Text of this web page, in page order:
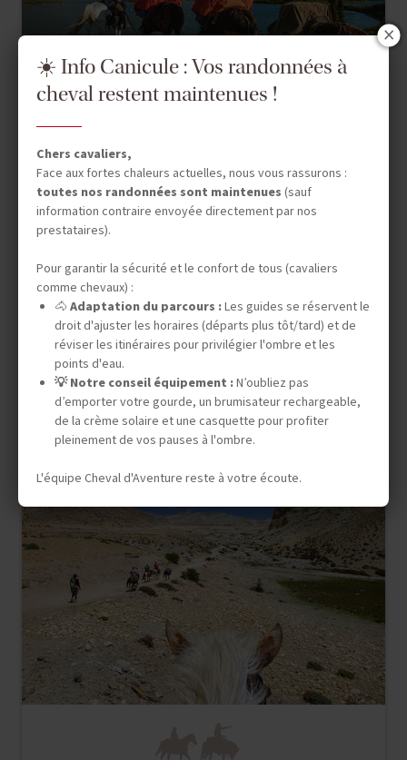
Expédition en Autonomie
YUKON, INTO THE WILD
14 jours (9 à cheval) / 1 journée multiactivités
DÉPARTS GARANTIS
05 sept. 2026 31 mai 2027 01 août 2027
☀️ Info Canicule : Vos randonnées à
cheval restent maintenues !
Chers cavaliers,
Face aux fortes chaleurs actuelles, nous vous rassurons :
toutes nos randonnées sont maintenues (sauf
information contraire envoyée directement par nos
prestataires).
Pour garantir la sécurité et le confort de tous (cavaliers
comme chevaux) :
🐴 Adaptation du parcours :Les guides se réservent le
droit d'ajuster les horaires (départs plus tôt/tard) et de
réviser les itinéraires pour privilégier l'ombre et les
points d'eau.
💡 Notre conseil équipement :N’oubliez pas
d’emporter votre gourde, un brumisateur rechargeable,
de la crème solaire et une casquette pour profiter
pleinement de vos pauses à l'ombre.
L'équipe Cheval d'Aventure reste à votre écoute.